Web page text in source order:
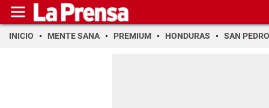
INICIO MENTE SANA PREMIUM HONDURAS SAN PEDRO